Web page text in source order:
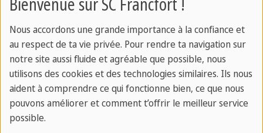
✔ Plus de 40 ans d'expérience
✔ Professeurs de langues expérimentés
✔ École de langues située au centre
✔ Excellent service et
assistance sur place
Nous accordons une grande importance à la confiance et
au respect de ta vie privée. Pour rendre ta navigation sur
notre site aussi fluide et agréable que possible, nous
utilisons des cookies et des technologies similaires. Ils nous
aident à comprendre ce qui fonctionne bien, ce que nous
pouvons améliorer et comment t’offrir le meilleur service
possible.